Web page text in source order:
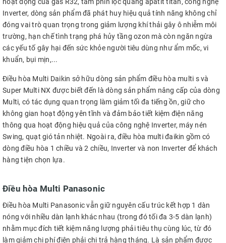
Inverter, dòng sản phẩm đã phát huy hiệu quả tính năng không chỉ
đóng vai trò quan trọng trong giảm lượng khí thải gây ô nhiễm môi
trường, hạn chế tình trạng phá hủy tầng ozon mà còn ngăn ngừa
các yếu tố gây hại đến sức khỏe người tiêu dùng như ẩm mốc, vi
khuẩn, bụi mịn,...
Điều hòa Multi Daikin sở hữu dòng sản phẩm điều hòa multi s và
Super Multi NX được biết đến là dòng sản phẩm nâng cấp của dòng
Multi, có tác dụng quan trọng làm giảm tối đa tiếng ồn, giữ cho
không gian hoạt động yên tĩnh và đảm bảo tiết kiệm điện năng
thông qua hoạt động hiệu quả của công nghệ Inverter, máy nén
Swing, quạt gió tản nhiệt. Ngoài ra, điều hòa multi đaikin gồm có
dòng điều hòa 1 chiều và 2 chiều, Inverter và non Inverter để khách
hàng tiện chọn lựa.
Điều hòa Multi Panasonic
Điều hòa Multi Panasonic vẫn giữ nguyên cấu trúc kết hợp 1 dàn
nóng với nhiều dàn lạnh khác nhau (trong đó tối đa 3-5 dàn lạnh)
nhằm mục đích tiết kiệm năng lượng phải tiêu thụ cùng lúc, từ đó
làm giảm chi phí điện phải chi trả hàng tháng. Là sản phẩm được